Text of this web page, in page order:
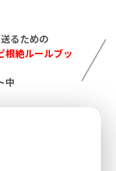
るための
根絶ルールブッ
中